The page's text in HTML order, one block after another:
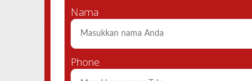
Nama
Phone